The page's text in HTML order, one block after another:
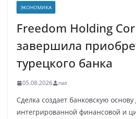
ЭКОНОМИКА
Freedom Holding
завершила
турецкого банка
05.08.2026 nat
Сделка создает банковскую основу
интегрированной финансовой и